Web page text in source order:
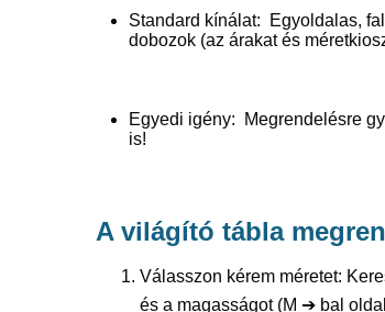
Standard kínálat: Egyoldalas,
dobozok (az árakat és
Egyedi igény: Megrendelésre
is!
A világító tábla
Válasszon kérem méretet:
és a magasságot (M ➔ bal